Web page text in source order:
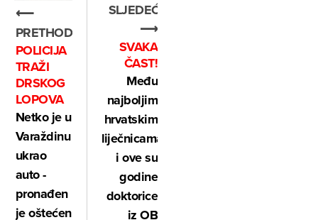
⟵
PRETHODNO
POLICIJA
TRAŽI
DRSKOG
LOPOVA
Netko je u
Varaždinu
ukrao
auto -
pronađen
je oštećen
SLJEDEĆE
⟶
SVAKA
ČAST!
Među
najboljim
hrvatskim
liječnicama
i ove su
godine
doktorice
iz OB